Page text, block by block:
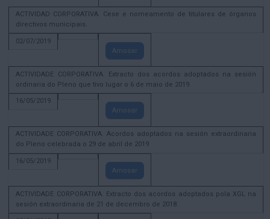
ACTIVIDAD CORPORATIVA. Cese e nomeamento de titulares de órganos
directivos municipais.
02/07/2019
Amosar
ACTIVIDADE CORPORATIVA. Extracto dos acordos adoptados na sesión
ordinaria do Pleno que tivo lugar o 6 de maio de 2019.
16/05/2019
Amosar
ACTIVIDADE CORPORATIVA. Acordos adoptados na sesión extraordinaria
do Pleno celebrada o 29 de abril de 2019
16/05/2019
Amosar
ACTIVIDADE CORPORATIVA. Extracto dos acordos adoptados pola XGL na
sesión extraordinaria de 21 de decembro de 2018.